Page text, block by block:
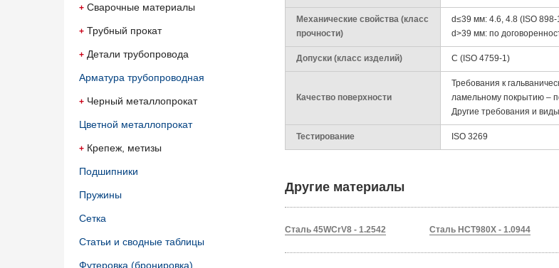
Сварочные материалы
Трубный прокат
Детали трубопровода
Арматура трубопроводная
Черный металлопрокат
Цветной металлопрокат
Крепеж, метизы
Подшипники
Пружины
Сетка
Статьи и сводные таблицы
Футеровка (бронировка)
Механические свойства (класс
прочности)
d≤39 мм: 4.6, 4.8 (ISO 898-
d>39 мм: по
Допуски (класс изделий) С (ISO 4759-1)
Качество поверхности
Требования к
ламельному покрытию –
Другие требования и
Тестирование ISO 3269
Другие материалы
Сталь 45WCrV8 - 1.2542 Сталь HCT980X - 1.0944